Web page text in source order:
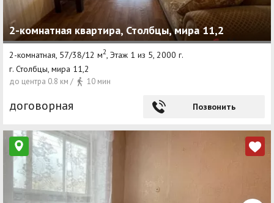
2-комнатная квартира, Столбцы, мира 11,2
2-комнатная, 57/38/12 м2 , Этаж 1 из 5, 2000 г.
г. Столбцы, мира 11,2
до центра 0.8 км / 10 мин
договорная Позвонить